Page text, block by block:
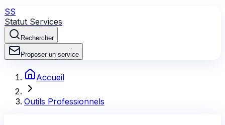
SS
Statut Services
Rechercher
Proposer un service
Accueil
Outils Professionnels